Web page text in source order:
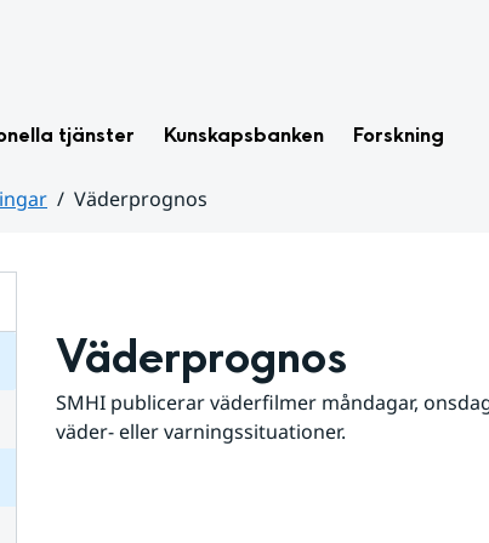
tjänster Kunskapsbanken Forskning
Väderprognos
Väderprognos
SMHI publicerar väderfilmer måndagar,
väder- eller varningssituationer.